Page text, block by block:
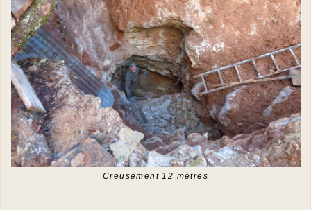
Creusement 12 mètres